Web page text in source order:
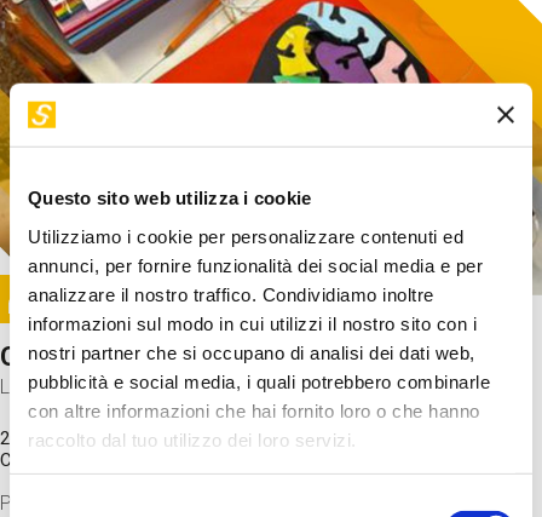
Questo sito web utilizza i cookie
Utilizziamo i cookie per personalizzare contenuti ed
annunci, per fornire funzionalità dei social media e per
analizzare il nostro traffico. Condividiamo inoltre
informazioni sul modo in cui utilizzi il nostro sito con i
nostri partner che si occupano di analisi dei dati web,
pubblicità e social media, i quali potrebbero combinarle
con altre informazioni che hai fornito loro o che hanno
raccolto dal tuo utilizzo dei loro servizi.
Selezione
Image
SUNDAY@STEP
Come funziona il cervello?
Laboratorio
20 Set 2026 / 11:15 - 13:00
Costo
Proveremo a costruire un cervello in cartoncino cercando di